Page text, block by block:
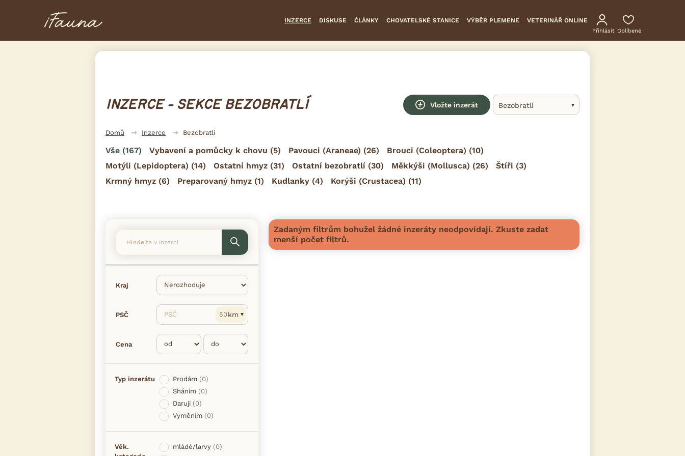
INZERCE DISKUSE ČLÁNKY CHOVATELSKÉ STANICE VÝBĚR PLEMENE VETERINÁŘ ONLINE
Přihlásit Oblíbené
INZERCE - SEKCE BEZOBRATLÍ Vložte inzerát Bezobratlí
Domů Inzerce Bezobratlí
Vše (167) Vybavení a pomůcky k chovu (5) Pavouci (Araneae) (26) Brouci (Coleoptera) (10)
Motýli (Lepidoptera) (14) Ostatní hmyz (31) Ostatní bezobratlí (30) Měkkýši (Mollusca) (26) Štíři (3)
Krmný hmyz (6) Preparovaný hmyz (1) Kudlanky (4) Korýši (Crustacea) (11)
Kraj
PSČ PSČ km
Cena
Typ inzerátu Prodám (0)
Sháním (0)
Daruji (0)
Vyměním (0)
Věk.
mládé/larvy (0)
Zadaným filtrům bohužel žádné inzeráty neodpovídají. Zkuste zadat
menší počet filtrů.